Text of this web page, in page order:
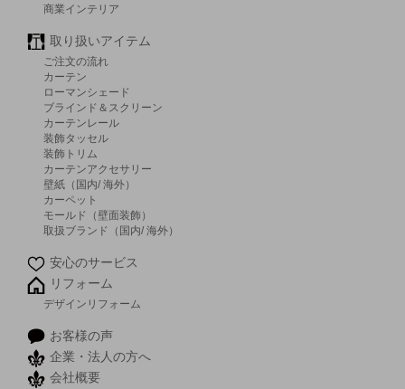
商業インテリア
取り扱いアイテム
ご注文の流れ
カーテン
ローマンシェード
ブラインド＆スクリーン
カーテンレール
装飾タッセル
装飾トリム
カーテンアクセサリー
壁紙（国内/ 海外）
カーペット
モールド（壁面装飾）
取扱ブランド（国内/ 海外）
安心のサービス
リフォーム
デザインリフォーム
お客様の声
企業・法人の方へ
会社概要